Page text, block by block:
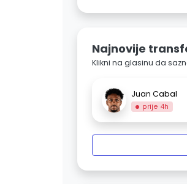
Najnovije
Klikni na glasinu da
Juan Cabal
prije 4h